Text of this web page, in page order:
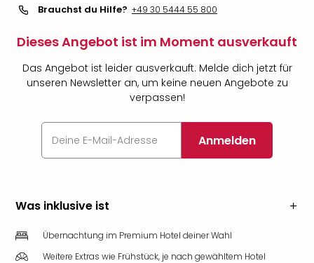
Brauchst du Hilfe? +49 30 5444 55 800
Dieses Angebot ist im Moment ausverkauft
Das Angebot ist leider ausverkauft. Melde dich jetzt für
unseren Newsletter an, um keine neuen Angebote zu
verpassen!
Anmelden
Was inklusive ist
Übernachtung im Premium Hotel deiner Wahl
Weitere Extras wie Frühstück, je nach gewähltem Hotel